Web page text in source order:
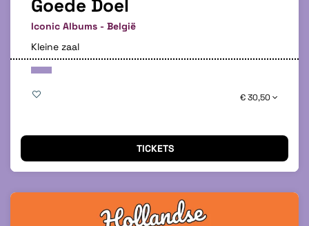
Goede Doel
Iconic Albums - België
Kleine zaal
€ 30,50
TICKETS